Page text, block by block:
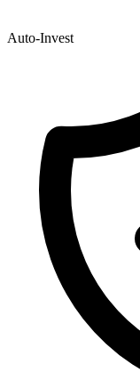
Auto-Invest